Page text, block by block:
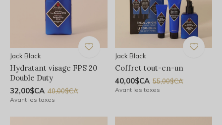
Jack Black
Hydratant visage FPS 20
Double Duty
32,00$CA 40,00$CA
Avant les taxes
Jack Black
Coffret tout-en-un
40,00$CA 55,00$CA
Avant les taxes